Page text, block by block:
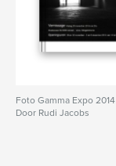
Foto Gamma Expo 2014
Door Rudi Jacobs